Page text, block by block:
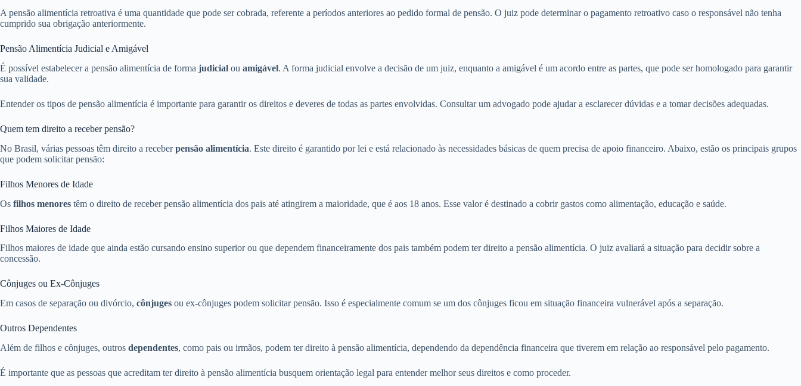
A pensão alimentícia retroativa é uma quantidade que pode ser cobrada, referente a períodos anteriores ao pedido formal de pensão. O juiz pode determinar o pagamento retroativo caso o responsável não tenha
cumprido sua obrigação anteriormente.
Pensão Alimentícia Judicial e Amigável
É possível estabelecer a pensão alimentícia de forma judicial ou amigável. A forma judicial envolve a decisão de um juiz, enquanto a amigável é um acordo entre as partes, que pode ser homologado para garantir
sua validade.
Entender os tipos de pensão alimentícia é importante para garantir os direitos e deveres de todas as partes envolvidas. Consultar um advogado pode ajudar a esclarecer dúvidas e a tomar decisões adequadas.
Quem tem direito a receber pensão?
No Brasil, várias pessoas têm direito a receberpensão alimentícia. Este direito é garantido por lei e está relacionado às necessidades básicas de quem precisa de apoio financeiro. Abaixo, estão os principais grupos
que podem solicitar pensão:
Filhos Menores de Idade
Os filhos menores têm o direito de receber pensão alimentícia dos pais até atingirem a maioridade, que é aos 18 anos. Esse valor é destinado a cobrir gastos como alimentação, educação e saúde.
Filhos Maiores de Idade
Filhos maiores de idade que ainda estão cursando ensino superior ou que dependem financeiramente dos pais também podem ter direito a pensão alimentícia. O juiz avaliará a situação para decidir sobre a
concessão.
Cônjuges ou Ex-Cônjuges
Em casos de separação ou divórcio, cônjuges ou ex-cônjuges podem solicitar pensão. Isso é especialmente comum se um dos cônjuges ficou em situação financeira vulnerável após a separação.
Outros Dependentes
Além de filhos e cônjuges, outros dependentes, como pais ou irmãos, podem ter direito à pensão alimentícia, dependendo da dependência financeira que tiverem em relação ao responsável pelo pagamento.
É importante que as pessoas que acreditam ter direito à pensão alimentícia busquem orientação legal para entender melhor seus direitos e como proceder.